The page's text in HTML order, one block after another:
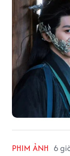
PHIM ẢNH 6